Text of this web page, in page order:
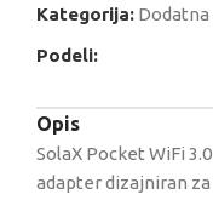
Kategorija:
Podeli:
Opis
SolaX Pocket WiFi
adapter dizajniran